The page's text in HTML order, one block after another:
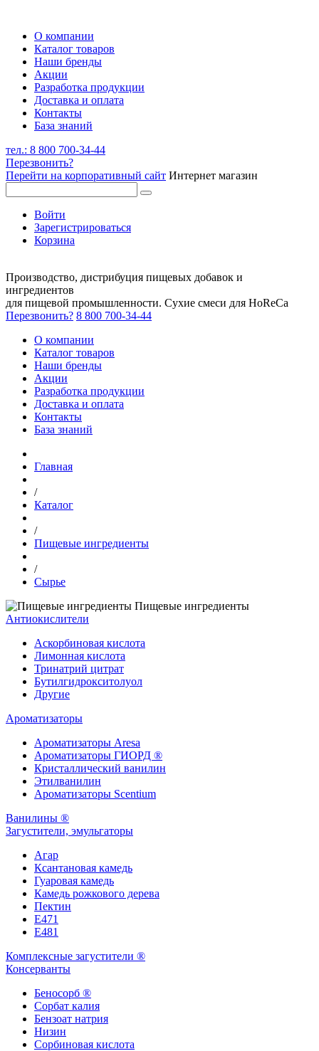
О компании
Каталог товаров
Наши бренды
Акции
Разработка продукции
Доставка и оплата
Контакты
База знаний
тел.: 8 800 700-34-44
Перезвонить?
Перейти на корпоративный сайт Интернет магазин
Войти
Зарегистрироваться
Корзина
Производство, дистрибуция пищевых добавок и
ингредиентов
для пищевой промышленности. Сухие смеси для HoReCa
Перезвонить? 8 800 700-34-44
О компании
Каталог товаров
Наши бренды
Акции
Разработка продукции
Доставка и оплата
Контакты
База знаний
Главная
/
Каталог
/
Пищевые ингредиенты
/
Сырье
Пищевые ингредиенты
Антиокислители
Аскорбиновая кислота
Лимонная кислота
Тринатрий цитрат
Бутилгидрокситолуол
Другие
Ароматизаторы
Ароматизаторы Aresa
Ароматизаторы ГИОРД ®
Кристаллический ванилин
Этилванилин
Ароматизаторы Scentium
Ванилины ®
Загустители, эмульгаторы
Агар
Ксантановая камедь
Гуаровая камедь
Камедь рожкового дерева
Пектин
Е471
Е481
Комплексные загустители ®
Консерванты
Беносорб ®
Сорбат калия
Бензоат натрия
Низин
Сорбиновая кислота